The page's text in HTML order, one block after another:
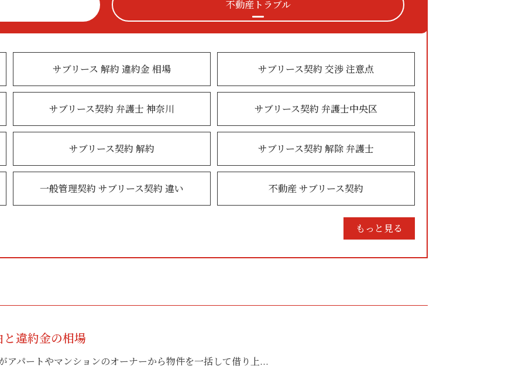
不動産トラブル
サブリース 解約 違約金 相場 サブリース契約 交渉 注意点
サブリース契約 弁護士 神奈川 サブリース契約 弁護士中央区
サブリース契約 解約 サブリース契約 解除 弁護士
一般管理契約 サブリース契約 違い 不動産 サブリース契約
もっと見る
違約金の相場
アパートやマンションのオーナーから物件を一括して借り上...